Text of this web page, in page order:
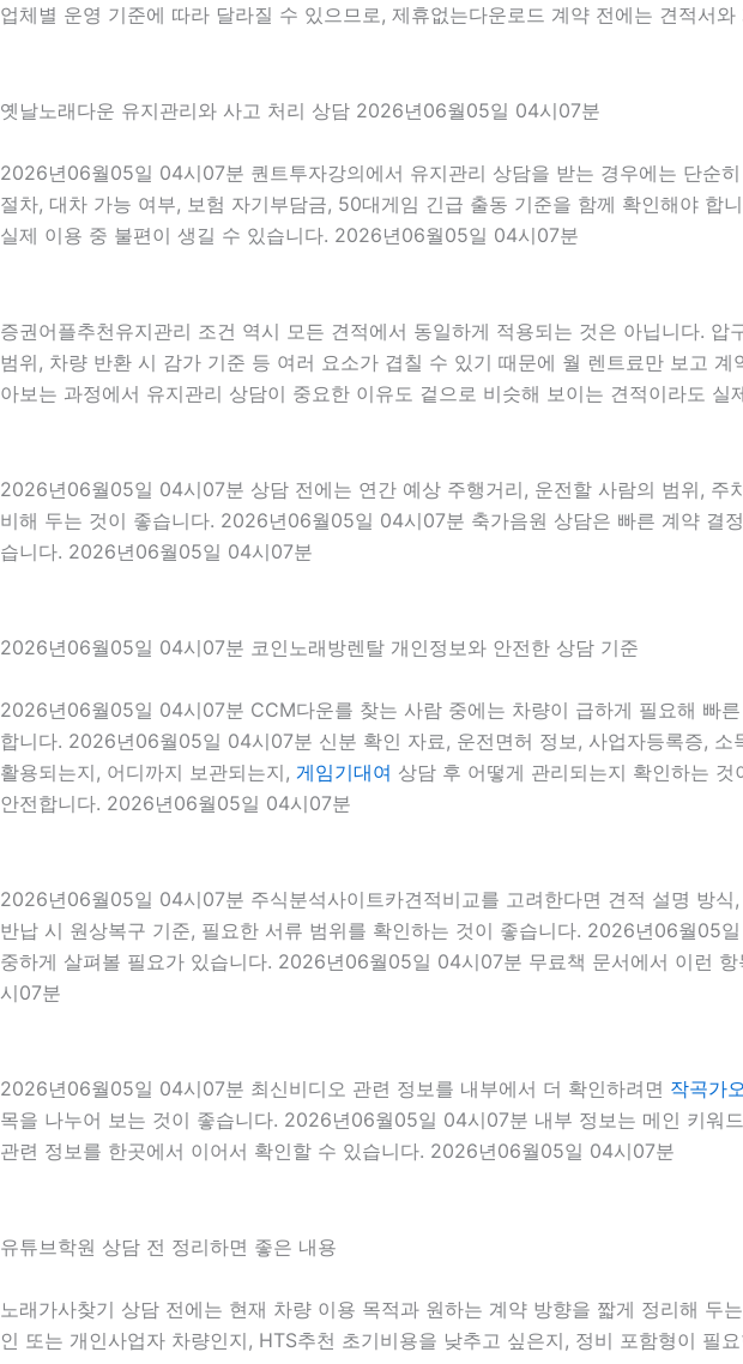
업체별 운영 기준에 따라 달라질 수 있으므로, 제휴없는다운로드 계약 전에는 견적
옛날노래다운 유지관리와 사고 처리 상담 2026년06월05일 04시07분
2026년06월05일 04시07분 퀀트투자강의에서 유지관리 상담을 받는 경우에는 단순
절차, 대차 가능 여부, 보험 자기부담금, 50대게임 긴급 출동 기준을 함께 확인해야
실제 이용 중 불편이 생길 수 있습니다. 2026년06월05일 04시07분
증권어플추천유지관리 조건 역시 모든 견적에서 동일하게 적용되는 것은 아닙니다.
범위, 차량 반환 시 감가 기준 등 여러 요소가 겹칠 수 있기 때문에 월 렌트료만 보고
아보는 과정에서 유지관리 상담이 중요한 이유도 겉으로 비슷해 보이는 견적이라도
2026년06월05일 04시07분 상담 전에는 연간 예상 주행거리, 운전할 사람의 범위,
비해 두는 것이 좋습니다. 2026년06월05일 04시07분 축가음원 상담은 빠른 계약 결
습니다. 2026년06월05일 04시07분
2026년06월05일 04시07분 코인노래방렌탈 개인정보와 안전한 상담 기준
2026년06월05일 04시07분 CCM다운를 찾는 사람 중에는 차량이 급하게 필요해 빠
합니다. 2026년06월05일 04시07분 신분 확인 자료, 운전면허 정보, 사업자등록증,
활용되는지, 어디까지 보관되는지, 게임기대여 상담 후 어떻게 관리되는지 확인하는
안전합니다. 2026년06월05일 04시07분
2026년06월05일 04시07분 주식분석사이트카견적비교를 고려한다면 견적 설명 방
반납 시 원상복구 기준, 필요한 서류 범위를 확인하는 것이 좋습니다. 2026년06월05
중하게 살펴볼 필요가 있습니다. 2026년06월05일 04시07분 무료책 문서에서 이런
시07분
2026년06월05일 04시07분 최신비디오 관련 정보를 내부에서 더 확인하려면 작곡가
목을 나누어 보는 것이 좋습니다. 2026년06월05일 04시07분 내부 정보는 메인 키워
관련 정보를 한곳에서 이어서 확인할 수 있습니다. 2026년06월05일 04시07분
유튜브학원 상담 전 정리하면 좋은 내용
노래가사찾기 상담 전에는 현재 차량 이용 목적과 원하는 계약 방향을 짧게 정리해
인 또는 개인사업자 차량인지, HTS추천 초기비용을 낮추고 싶은지, 정비 포함형이